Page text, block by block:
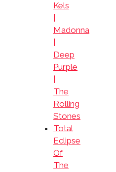
Kels
Madonna
Deep
Purple
The
Rolling
Stones
Total
Eclipse
Of
The